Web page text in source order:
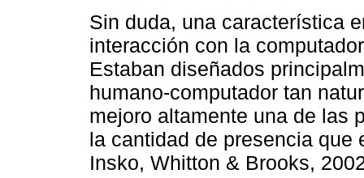
Sin duda, una característica
interacción con la
Estaban diseñados
humano-computador tan
mejoro altamente una de las
la cantidad de presencia que
Insko, Whitton & Brooks,